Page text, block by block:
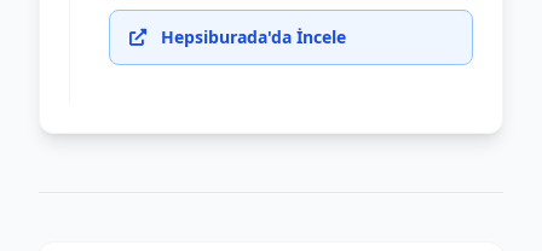
Hepsiburada'da İncele